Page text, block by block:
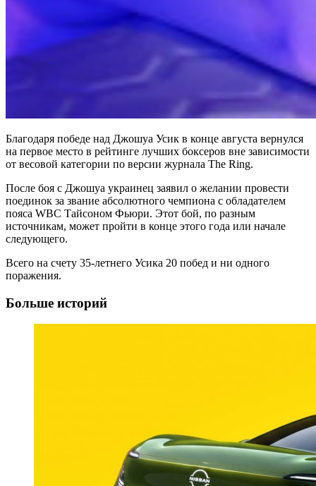
Благодаря победе над Джошуа Усик в конце августа вернулся
на первое место в рейтинге лучших боксеров вне зависимости
от весовой категории по версии журнала The Ring.
После боя с Джошуа украинец заявил о желании провести
поединок за звание абсолютного чемпиона с обладателем
пояса WBC Тайсоном Фьюри. Этот бой, по разным
источникам, может пройти в конце этого года или начале
следующего.
Всего на счету 35-летнего Усика 20 побед и ни одного
поражения.
Больше историй